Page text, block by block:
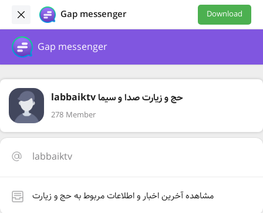
Gap messenger Download
Gap messenger
labbaiktv حج و زیارت صدا و سیما
278 Member
labbaiktv
مشاهده آخرین اخبار و اطلاعات مربوط به حج و زیارت